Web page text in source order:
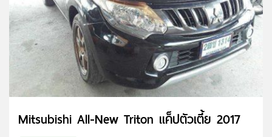
Mitsubishi All-New Triton แค็ปตัวเตี้ย 2017